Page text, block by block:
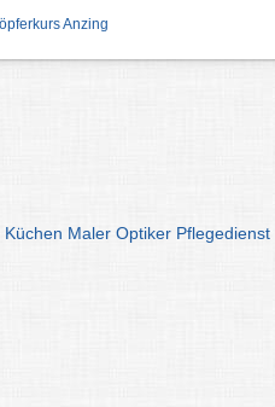
Anzing
Küchen Maler Optiker Pflegedienst